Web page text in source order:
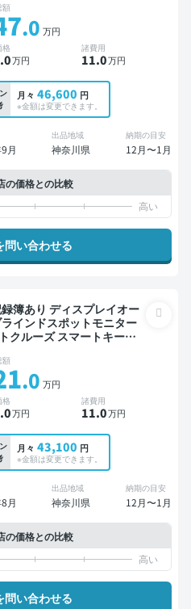
額
.0 万円
格
.0万円
諸費用
11.0万円
月々 46,600 円
※金額は変更できます。
月
出品地域
神奈川県
納期の目安
12月〜1月
の価格との比較
問い合わせる
インドスポットモニター
クルーズ スマートキー
額
.0 万円
格
.0万円
諸費用
11.0万円
月々 43,100 円
※金額は変更できます。
月
出品地域
神奈川県
納期の目安
12月〜1月
の価格との比較
問い合わせる